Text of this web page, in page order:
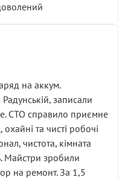
на аккум.
записали
СТО справило приємне
та чисті робочі
чистота, кімната
Майстри зробили
на ремонт. За 1,5